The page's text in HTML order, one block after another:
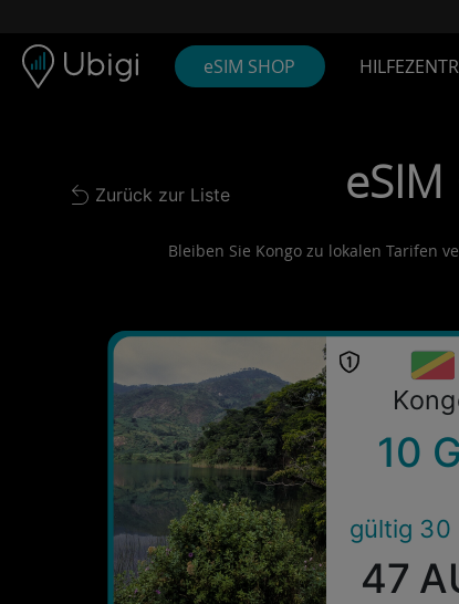
eSIM SHOP
Back to list
Zurück zur Liste eSIM
Bleiben Sie Kongo zu lokalen Tarifen
10
gültig 30
47